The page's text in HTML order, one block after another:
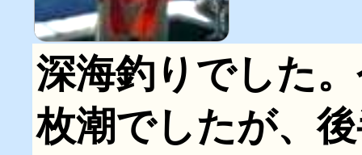
深海釣りでした
枚潮でしたが、